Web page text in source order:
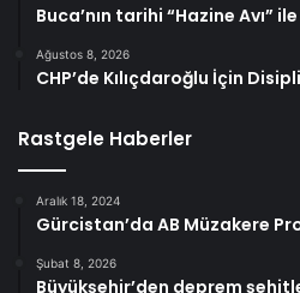
Buca’nın tarihi “Hazine Avı”
Ağustos 8, 2026
CHP’de Kılıçdaroğlu İçin
Rastgele Haberler
Aralık 18, 2024
Gürcistan’da AB Müzakere
Şubat 8, 2026
Büyükşehir’den deprem